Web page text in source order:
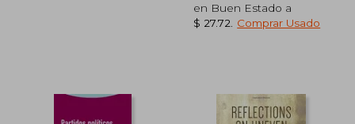
en Buen Estado a
$ 27.72
Comprar Usado